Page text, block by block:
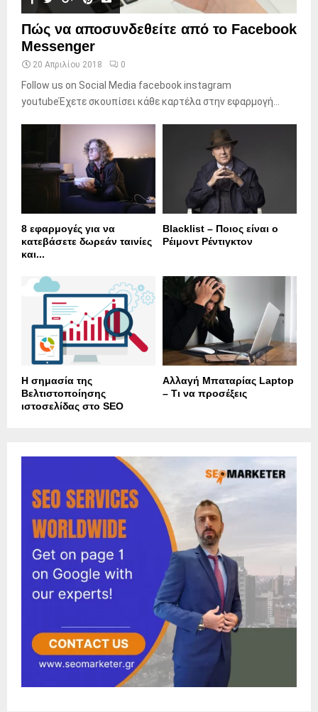
Πώς να αποσυνδεθείτε από το Facebook
Messenger
20 Απριλίου 2018 0
Follow us on Social Media facebook instagram
youtubeΈχετε σκουπίσει κάθε καρτέλα στην εφαρμογή...
8 εφαρμογές για να
κατεβάσετε δωρεάν ταινίες
και...
Blacklist – Ποιος είναι ο
Ρέιμοντ Ρέντιγκτον
Η σημασία της
Βελτιστοποίησης
ιστοσελίδας στο SEO
Αλλαγή Μπαταρίας Laptop
– Τι να προσέξεις